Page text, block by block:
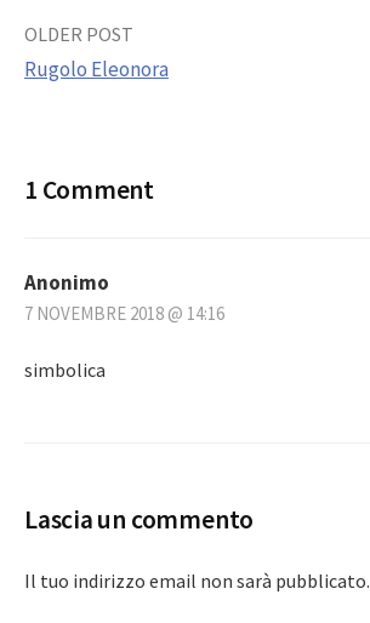
Post
OLDER POST
Rugolo Eleonora
1 Comment
Anonimo
7 NOVEMBRE 2018 @ 14:16
simbolica
Lascia un commento
Il tuo indirizzo email non sarà pubblicato.